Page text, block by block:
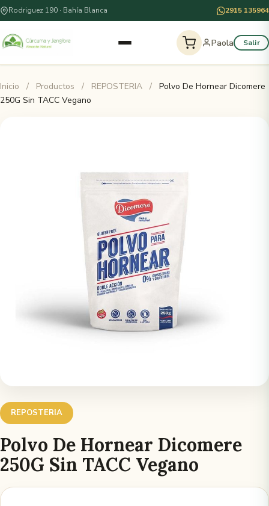
Rodriguez 190 · Bahía Blanca 2915 135964
Paola Salir
Inicio / Productos / REPOSTERIA /
Polvo De Hornear Dicomere
250G Sin TACC Vegano
REPOSTERIA
Polvo De Hornear Dicomere
250G Sin TACC Vegano